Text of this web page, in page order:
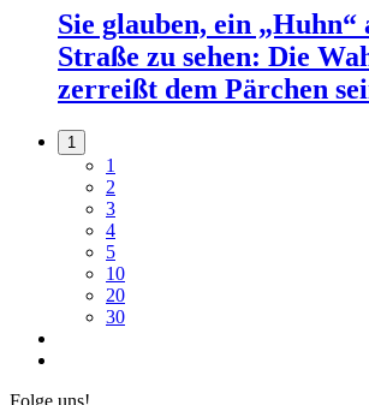
Sie glauben, ein „Huhn“
Straße zu sehen: Die
zerreißt dem Pärchen
1
1
2
3
4
5
10
20
30
Folge uns!